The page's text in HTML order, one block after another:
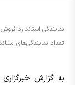
نمایندگی استاندارد
تعداد نمایندگی‌های
به گزارش